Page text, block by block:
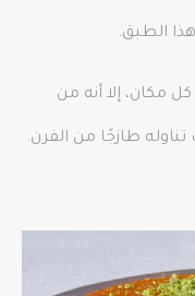
الطبق.
مكان، إلا أنه من
طازجًا من الفرن.